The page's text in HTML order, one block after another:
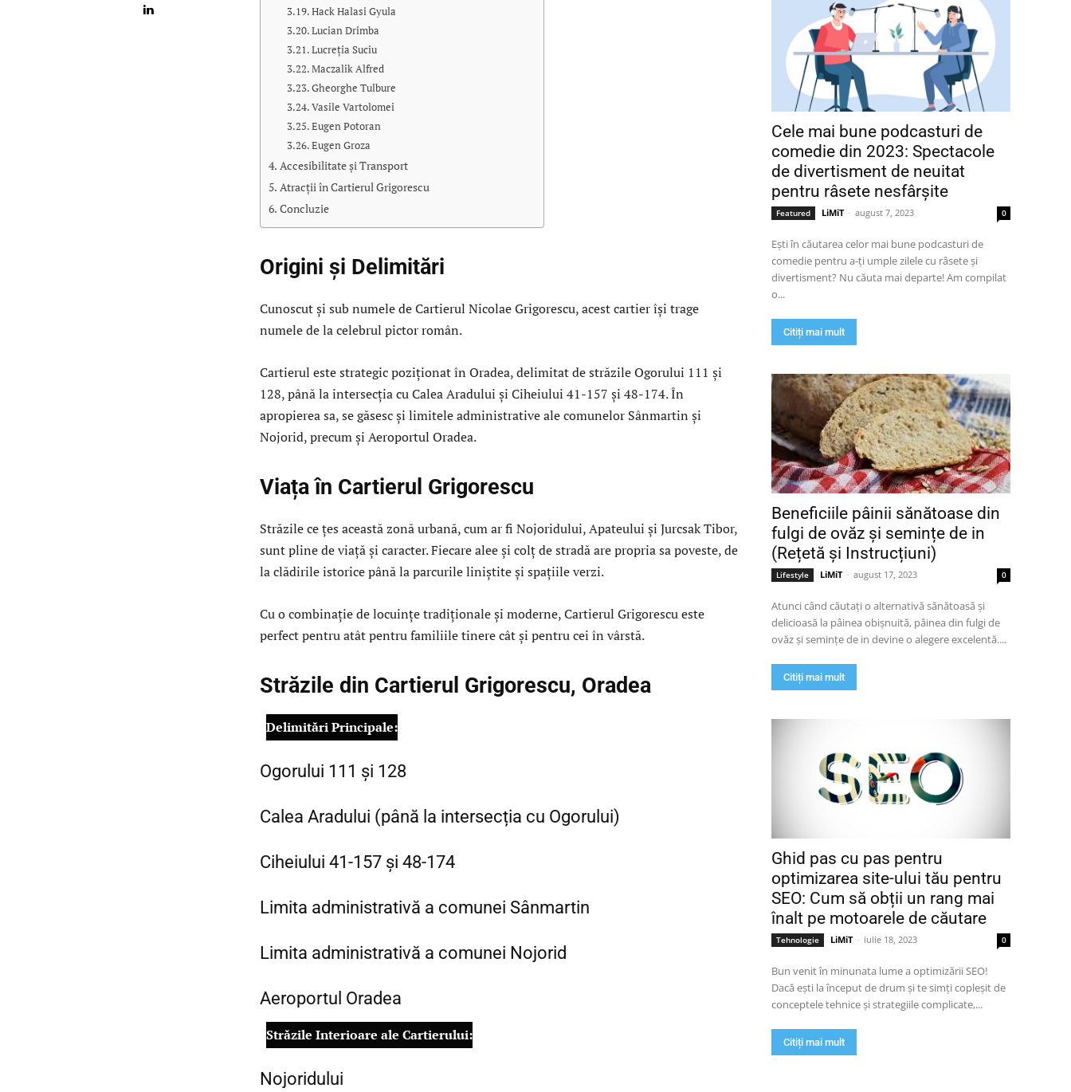
Hack Halasi Gyula
Lucian Drimba
Lucreția Suciu
Maczalik Alfred
Gheorghe Tulbure
Vasile Vartolomei
Eugen Potoran
Eugen Groza
Accesibilitate și Transport
Atracții în Cartierul Grigorescu
Concluzie
Origini și Delimitări
Cunoscut și sub numele de Cartierul Nicolae Grigorescu, acest cartier își trage
numele de la celebrul pictor român.
Cartierul este strategic poziționat în Oradea, delimitat de străzile Ogorului 111 și
128, până la intersecția cu Calea Aradului și Ciheiului 41-157 și 48-174. În
apropierea sa, se găsesc și limitele administrative ale comunelor Sânmartin și
Nojorid, precum și Aeroportul Oradea.
Viața în Cartierul Grigorescu
Străzile ce țes această zonă urbană, cum ar fi Nojoridului, Apateului și Jurcsak Tibor,
sunt pline de viață și caracter. Fiecare alee și colț de stradă are propria sa poveste, de
la clădirile istorice până la parcurile liniștite și spațiile verzi.
Cu o combinație de locuințe tradiționale și moderne, Cartierul Grigorescu este
perfect pentru atât pentru familiile tinere cât și pentru cei în vârstă.
Străzile din Cartierul Grigorescu, Oradea
Delimitări Principale:
Ogorului 111 și 128
Calea Aradului (până la intersecția cu Ogorului)
Ciheiului 41-157 și 48-174
Limita administrativă a comunei Sânmartin
Limita administrativă a comunei Nojorid
Aeroportul Oradea
Străzile Interioare ale Cartierului:
Nojoridului
Cele mai bune podcasturi de
comedie din 2023: Spectacole
de divertisment de neuitat
pentru râsete nesfârșite
Featured LiMiT - august 7, 2023 0
Ești în căutarea celor mai bune podcasturi de
comedie pentru a-ți umple zilele cu râsete și
divertisment? Nu căuta mai departe! Am compilat
o...
Citiți mai mult
Beneficiile pâinii sănătoase din
fulgi de ovăz și semințe de in
(Rețetă și Instrucțiuni)
Lifestyle LiMiT - august 17, 2023 0
Atunci când căutați o alternativă sănătoasă și
delicioasă la pâinea obișnuită, pâinea din fulgi de
ovăz și semințe de in devine o alegere excelentă....
Citiți mai mult
Ghid pas cu pas pentru
optimizarea site-ului tău pentru
SEO: Cum să obții un rang mai
înalt pe motoarele de căutare
Tehnologie LiMiT - iulie 18, 2023 0
Bun venit în minunata lume a optimizării SEO!
Dacă ești la început de drum și te simți copleșit de
conceptele tehnice și strategiile complicate,...
Citiți mai mult